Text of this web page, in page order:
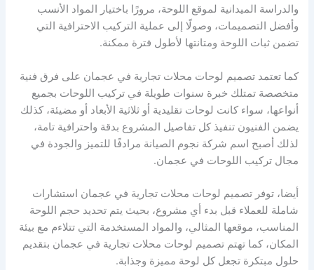
والدراسة الميدانية لموقع اللوحة، مرورًا باختيار المواد الأنسب
وأفضل التصميمات، وصولًا إلى عملية التركيب الاحترافية التي
تضمن ثبات اللوحة ومتانتها لأطول فترة ممكنة.
كما تعتمد تصميم لوحات محلات تجارية في عجمان على فرق فنية
متخصصة تمتلك خبرة سنوات طويلة في تركيب اللوحات بجميع
أنواعها، سواء كانت لوحات تقليدية أو ثلاثية الأبعاد أو مضيئة، كذلك
يضمن الفنيون تنفيذ كل تفاصيل المشروع بدقة واحترافية تامة،
لذلك أصبح اسم شركة نجوم الصيانة مرادفًا للتميز والجودة في
مجال تركيب اللوحات في عجمان.
أيضا، توفر تصميم لوحات محلات تجارية في عجمان استشارات
شاملة للعملاء قبل بدء أي مشروع، بحيث يتم تحديد حجم اللوحة
المناسب، موقعها المثالي، والمواد المستخدمة التي تتلاءم مع بيئة
المكان، كما تهتم تصميم لوحات محلات تجارية في عجمان بتقديم
حلول مبتكرة تجعل كل لوحة مميزة وجذابة.